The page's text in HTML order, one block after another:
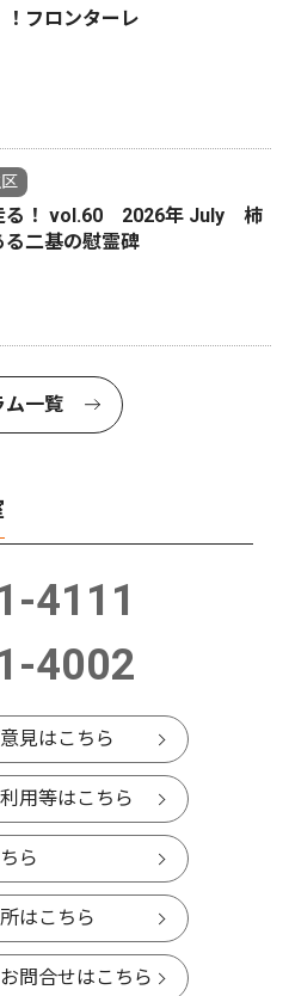
！フロンターレ
る！ vol.60 2026年 July 柿
二基の慰霊碑
ム一覧
4111
4002
見はこちら
用等はこちら
ら
はこちら
問合せはこちら